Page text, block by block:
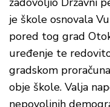
je škole osnovala
pored tog grad
uređenje te
gradskom
obje škole. Valja
nepovoljnih